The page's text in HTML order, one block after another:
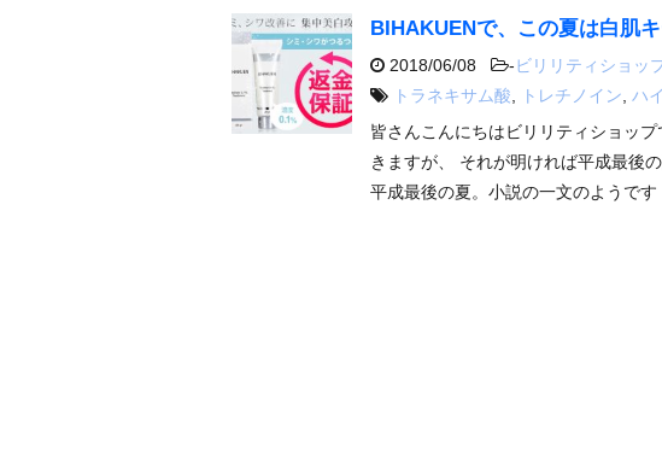
BIHAKUENで、この夏は白肌キ
2018/06/08 -ビリリティショッ
トラネキサム酸
トレチノイン ハ
皆さんこんにちはビリリティショッ
きますが、 それが明ければ平成最後
平成最後の夏。小説の一文のようです